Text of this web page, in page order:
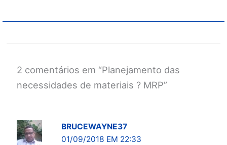
2 comentários em “Planejamento das
necessidades de materiais ? MRP”
BRUCEWAYNE37
01/09/2018 EM 22:33